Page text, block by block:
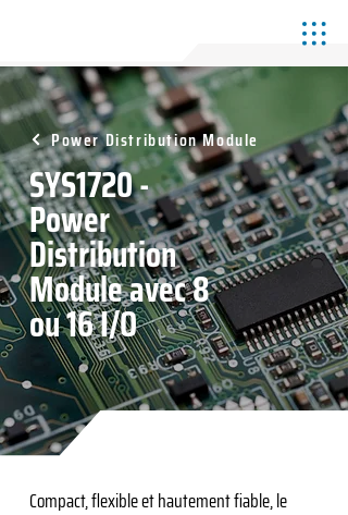
Power Distribution Module
SYS1720 -
Power
Distribution
Module avec 8
ou 16 I/O
Compact, flexible et hautement fiable, le